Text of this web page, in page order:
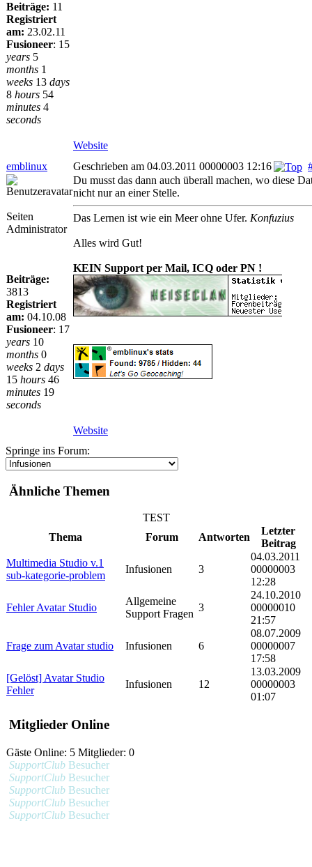
Beiträge: 11
Registriert
am: 23.02.11
Fusioneer: 15
years 5
months 1
weeks 13 days
8 hours 54
minutes 4
seconds
Website
emblinux
Geschrieben am 04.03.2011 00000003 12:16
Seiten
Administrator
Beiträge:
3813
Registriert
am: 04.10.08
Fusioneer: 17
years 10
months 0
weeks 2 days
15 hours 46
minutes 19
seconds
Du musst das dann auch überall machen, wo diese
nicht nur an einer Stelle.
Das Lernen ist wie ein Meer ohne Ufer. Konfuzius
Alles wird Gut!
KEIN Support per Mail, ICQ oder PN !
Website
Springe ins Forum:
Ähnliche Themen
TEST
Thema
Forum Antworten
Letzter
Beitrag
Multimedia Studio v.1
sub-kategorie-problem
Infusionen 3
04.03.2011
00000003
12:28
Fehler Avatar Studio
Allgemeine
Support Fragen
3
24.10.2010
00000010
21:57
Frage zum Avatar studio Infusionen 6
08.07.2009
00000007
17:58
[Gelöst] Avatar Studio
Fehler
Infusionen 12
13.03.2009
00000003
01:07
Mitglieder Online
Gäste Online: 5 Mitglieder: 0
SupportClub Besucher
SupportClub Besucher
SupportClub Besucher
SupportClub Besucher
SupportClub Besucher